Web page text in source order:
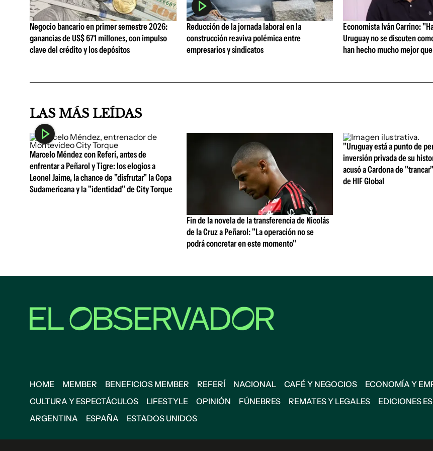
Negocio bancario en primer semestre 2026:
ganancias de US$ 671 millones, con impulso
clave del crédito y los depósitos
Reducción de la jornada laboral en la
construcción reaviva polémica entre
empresarios y sindicatos
Economista Iván Carrino:
Uruguay no se discuten
han hecho mucho mejor
LAS MÁS LEÍDAS
Marcelo Méndez con Referí, antes de
enfrentar a Peñarol y Tigre: los elogios a
Leonel Jaime, la chance de "disfrutar" la Copa
Sudamericana y la "identidad" de City Torque
Fin de la novela de la transferencia de Nicolás
de la Cruz a Peñarol: "La operación no se
podrá concretar en este momento"
"Uruguay está a punto de
inversión privada de su
acusó a Cardona de
de HIF Global
HOME MEMBER BENEFICIOS MEMBER REFERÍ NACIONAL CAFÉ Y NEGOCIOS ECONOMÍA Y
CULTURA Y ESPECTÁCULOS
LIFESTYLE OPINIÓN FÚNEBRES REMATES Y LEGALES EDICIONES
ARGENTINA
ESPAÑA ESTADOS UNIDOS